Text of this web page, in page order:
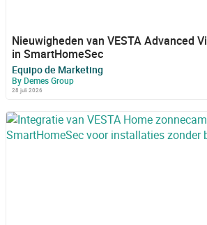
Nieuwigheden van VESTA Advanced
in SmartHomeSec
Equipo de Marketing
By Demes Group
28 juli 2026